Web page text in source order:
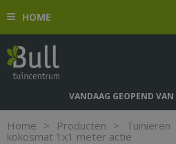
n
o
HOME
Home > Producten > Tuinieren
kokosmat 1x1 meter actie
VANDAAG GEOPEND VAN